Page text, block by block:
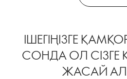
ІШЕГІҢІЗГЕ
СОНДА ОЛ СІЗГЕ
ЖАСАЙ